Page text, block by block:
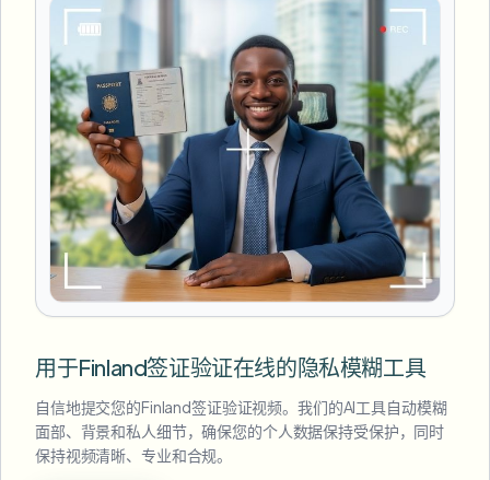
用于Finland签证验证在线的隐私模糊工具
自信地提交您的Finland签证验证视频。我们的AI工具自动模糊
面部、背景和私人细节，确保您的个人数据保持受保护，同时
保持视频清晰、专业和合规。